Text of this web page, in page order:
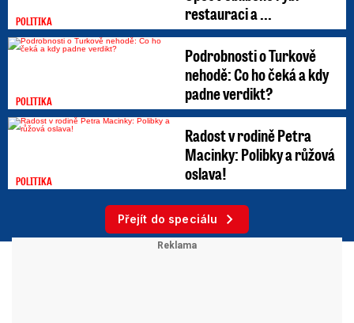
POLITIKA
restauraci a ...
POLITIKA
Podrobnosti o Turkově
nehodě: Co ho čeká a kdy
padne verdikt?
POLITIKA
Radost v rodině Petra
Macinky: Polibky a růžová
oslava!
Přejít do speciálu